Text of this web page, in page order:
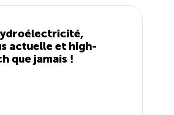
actuelle et high-
que jamais !